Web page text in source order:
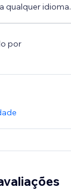
qualquer idioma.
por